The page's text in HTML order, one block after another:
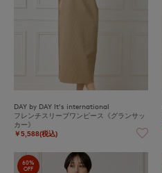
DAY by DAY It's international
フレンチスリーブワンピース《グランサッ
カー》
￥5,588(税込)
60%
OFF